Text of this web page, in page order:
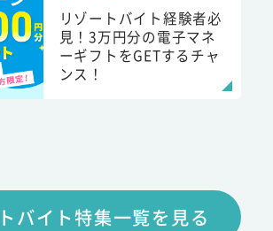
リゾートバイト経験者必
見！3万円分の電子マネ
ーギフトをGETするチャ
ンス！
バイト特集一覧を見る